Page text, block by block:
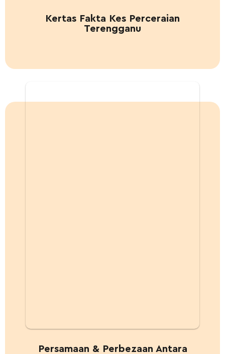
Kertas Fakta Kes Perceraian
Terengganu
Persamaan & Perbezaan Antara